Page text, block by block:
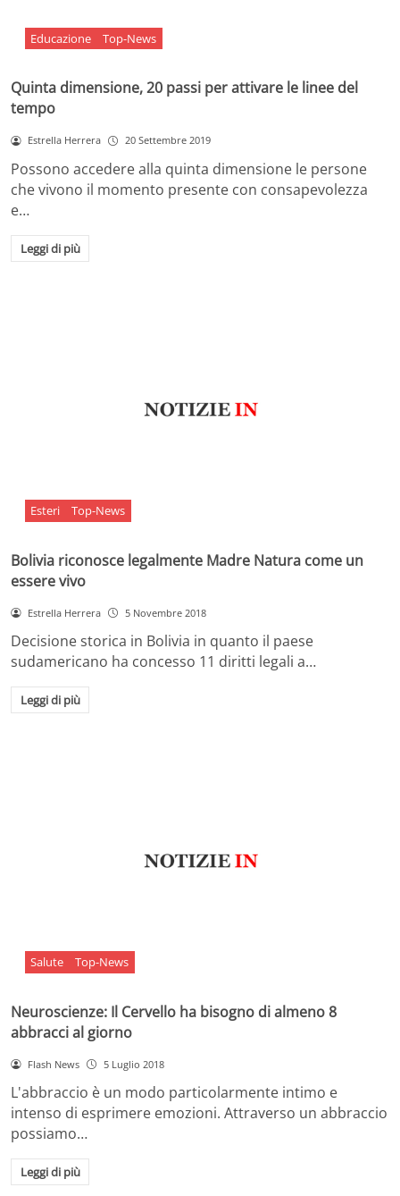
Educazione Top-News
Quinta dimensione, 20 passi per attivare le linee del
tempo
Estrella Herrera 20 Settembre 2019
Possono accedere alla quinta dimensione le persone
che vivono il momento presente con consapevolezza
e…
Leggi di più
Esteri Top-News
Bolivia riconosce legalmente Madre Natura come un
essere vivo
Estrella Herrera 5 Novembre 2018
Decisione storica in Bolivia in quanto il paese
sudamericano ha concesso 11 diritti legali a…
Leggi di più
Salute Top-News
Neuroscienze: Il Cervello ha bisogno di almeno 8
abbracci al giorno
Flash News 5 Luglio 2018
L'abbraccio è un modo particolarmente intimo e
intenso di esprimere emozioni. Attraverso un abbraccio
possiamo…
Leggi di più